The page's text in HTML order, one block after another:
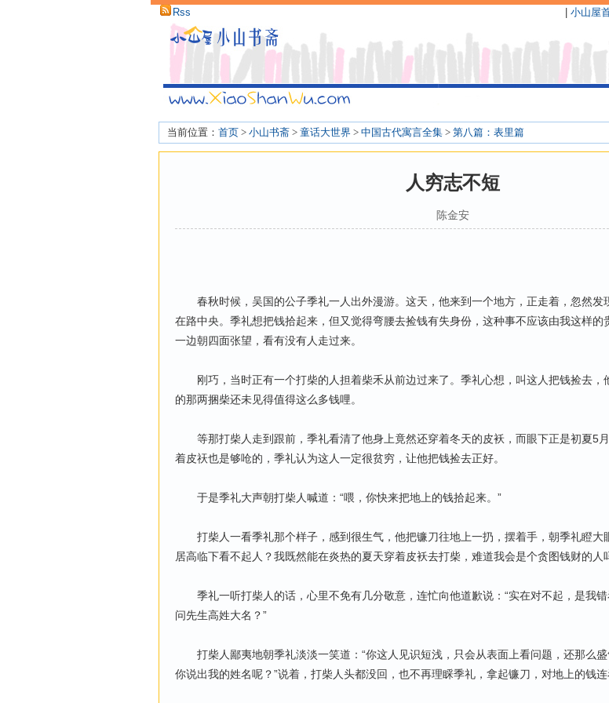
Rss 小山屋
当前位置： 首页 > 小山书斋 > 童话大世界 > 中国古代寓言全集 > 第八篇：表里篇
人穷志不短
陈金安
春秋时候，吴国的公子季礼一人出外漫游。这天，他来到一个地方，正走着，忽然发
在路中央。季礼想把钱拾起来，但又觉得弯腰去捡钱有失身份，这种事不应该由我这样的
一边朝四面张望，看有没有人走过来。
刚巧，当时正有一个打柴的人担着柴禾从前边过来了。季礼心想，叫这人把钱捡去，
的那两捆柴还未见得值得这么多钱哩。
等那打柴人走到跟前，季礼看清了他身上竟然还穿着冬天的皮袄，而眼下正是初夏5
着皮祆也是够呛的，季礼认为这人一定很贫穷，让他把钱捡去正好。
于是季礼大声朝打柴人喊道：“喂，你快来把地上的钱拾起来。”
打柴人一看季礼那个样子，感到很生气，他把镰刀往地上一扔，摆着手，朝季礼瞪大
居高临下看不起人？我既然能在炎热的夏天穿着皮袄去打柴，难道我会是个贪图钱财的人
季礼一听打柴人的话，心里不免有几分敬意，连忙向他道歉说：“实在对不起，是我
问先生高姓大名？”
打柴人鄙夷地朝季礼淡淡一笑道：“你这人见识短浅，只会从表面上看问题，还那么
你说出我的姓名呢？”说着，打柴人头都没回，也不再理睬季礼，拿起镰刀，对地上的钱连